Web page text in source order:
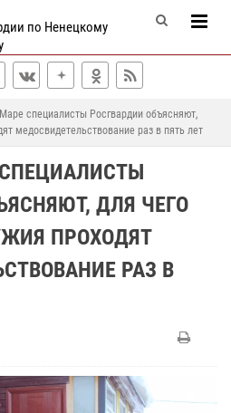
по Ненецкому
специалисты Росгвардии объясняют,
медосвидетельствование раз в пять лет
ДЛЯ ЧЕГО
ПРОХОДЯТ
РАЗ В